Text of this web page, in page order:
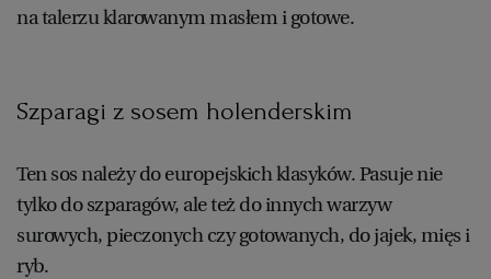
na talerzu klarowanym masłem i gotowe.
Szparagi z sosem holenderskim
Ten sos należy do europejskich klasyków. Pasuje nie
tylko do szparagów, ale też do innych warzyw
surowych, pieczonych czy gotowanych, do jajek, mięs i
ryb.